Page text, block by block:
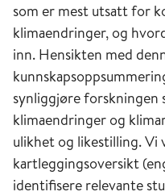
som er mest utsatt for
klimaendringer, og
inn. Hensikten med
synliggjøre forskningen
klimaendringer og
ulikhet og likestilling. Vi
kartleggingsoversikt
identifisere relevante